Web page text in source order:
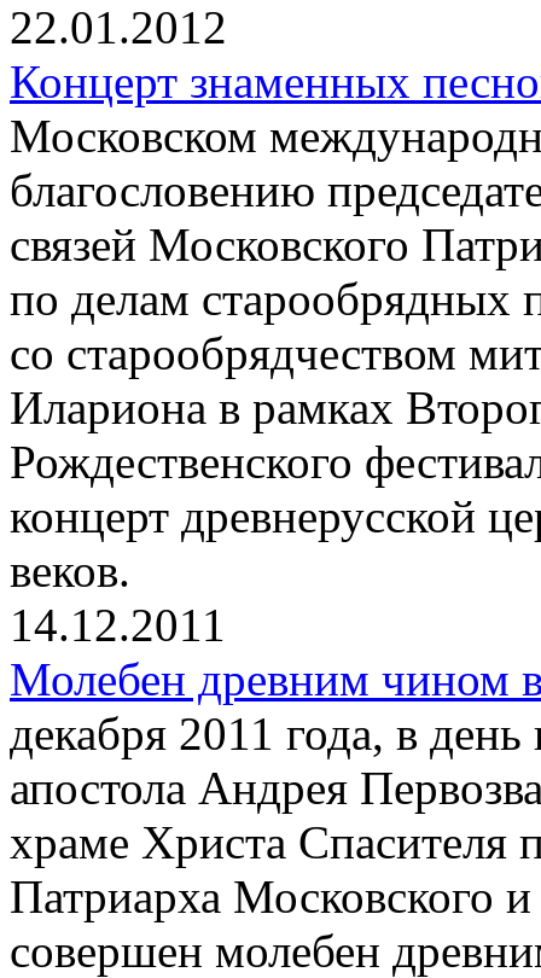
22.01.2012
Концерт знаменных
Московском
благословению
связей Московского
по делам старообрядных
со старообрядчеством
Илариона в рамках
Рождественского
концерт древнерусской
веков.
14.12.2011
Молебен древним чином
декабря 2011 года, в день
апостола Андрея
храме Христа Спасителя
Патриарха Московского
совершен молебен